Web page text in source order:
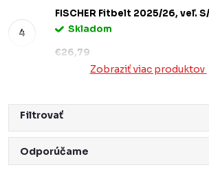
FISCHER Fitbelt 2025/26, veľ.
Skladom
€26,79
Zobraziť viac produktov
Filtrovať
ROdporúčame